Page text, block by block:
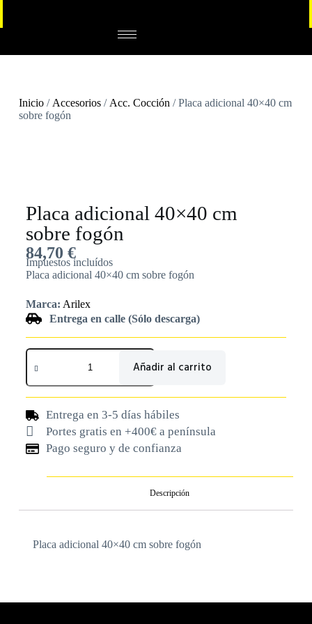
Inicio/ Accesorios/ Acc. Cocción / Placa adicional 40×40 cm
sobre fogón
Placa adicional 40×40 cm
sobre fogón
84,70 €
Impuestos incluídos
Placa adicional 40×40 cm sobre fogón
Marca: Arilex
Entrega en calle (Sólo descarga)
Añadir al carrito
Entrega en 3-5 días hábiles
Portes gratis en +400€ a península
Pago seguro y de confianza
Descripción
Placa adicional 40×40 cm sobre fogón